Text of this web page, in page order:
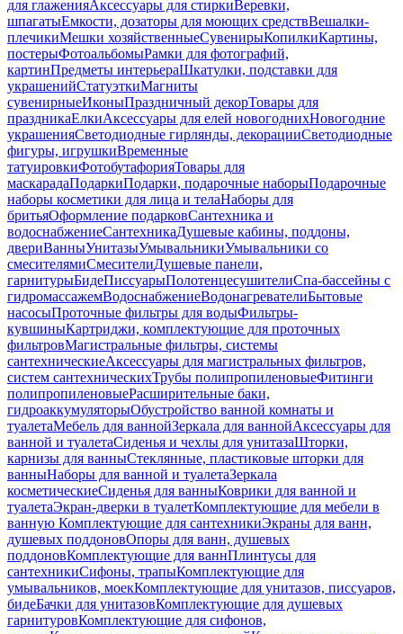
для глаженияАксессуары для стиркиВеревки,
шпагатыЕмкости, дозаторы для моющих средствВешалки-
плечикиМешки хозяйственныеСувенирыКопилкиКартины,
постерыФотоальбомыРамки для фотографий,
картинПредметы интерьераШкатулки, подставки для
украшенийСтатуэткиМагниты
сувенирныеИконыПраздничный декорТовары для
праздникаЕлкиАксессуары для елей новогоднихНовогодние
украшенияСветодиодные гирлянды, декорацииСветодиодные
фигуры, игрушкиВременные
татуировкиФотобутафорияТовары для
маскарадаПодаркиПодарки, подарочные наборыПодарочные
наборы косметики для лица и телаНаборы для
бритьяОформление подарковСантехника и
водоснабжениеСантехникаДушевые кабины, поддоны,
двериВанныУнитазыУмывальникиУмывальники со
смесителямиСмесителиДушевые панели,
гарнитурыБидеПиссуарыПолотенцесушителиСпа-бассейны с
гидромассажемВодоснабжениеВодонагревателиБытовые
насосыПроточные фильтры для водыФильтры-
кувшиныКартриджи, комплектующие для проточных
фильтровМагистральные фильтры, системы
сантехническиеАксессуары для магистральных фильтров,
систем сантехническихТрубы полипропиленовыеФитинги
полипропиленовыеРасширительные баки,
гидроаккумуляторыОбустройство ванной комнаты и
туалетаМебель для ваннойЗеркала для ваннойАксессуары для
ванной и туалетаСиденья и чехлы для унитазаШторки,
карнизы для ванныСтеклянные, пластиковые шторки для
ванныНаборы для ванной и туалетаЗеркала
косметическиеСиденья для ванныКоврики для ванной и
туалетаЭкран-дверки в туалетКомплектующие для мебели в
ванную Комплектующие для сантехникиЭкраны для ванн,
душевых поддоновОпоры для ванн, душевых
поддоновКомплектующие для ваннПлинтусы для
сантехникиСифоны, трапыКомплектующие для
умывальников, моекКомплектующие для унитазов, писсуаров,
бидеБачки для унитазовКомплектующие для душевых
гарнитуровКомплектующие для сифонов,